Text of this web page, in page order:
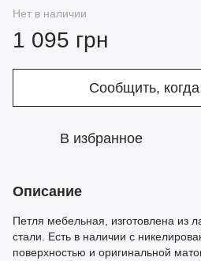
Нет в наличии
1 095 грн
Сообщить,
В избранное
Описание
Петля мебельная, изготовлена из
стали. Есть в наличии с
поверхностью и оригинальной